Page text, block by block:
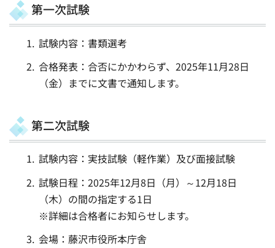
第一次試験
試験内容：書類選考
合格発表：合否にかかわらず、2025年11月28日
（金）までに文書で通知します。
第二次試験
試験内容：実技試験（軽作業）及び面接試験
試験日程：2025年12月8日（月）～12月18日
（木）の間の指定する1日
※詳細は合格者にお知らせします。
会場：藤沢市役所本庁舎